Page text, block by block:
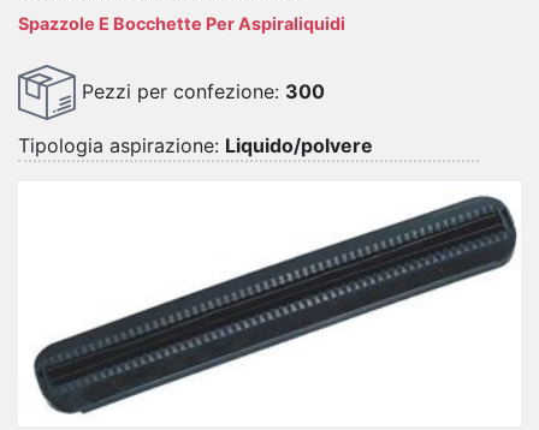
Spazzole E Bocchette Per Aspiraliquidi
Pezzi per confezione: 300
Tipologia aspirazione: Liquido/polvere